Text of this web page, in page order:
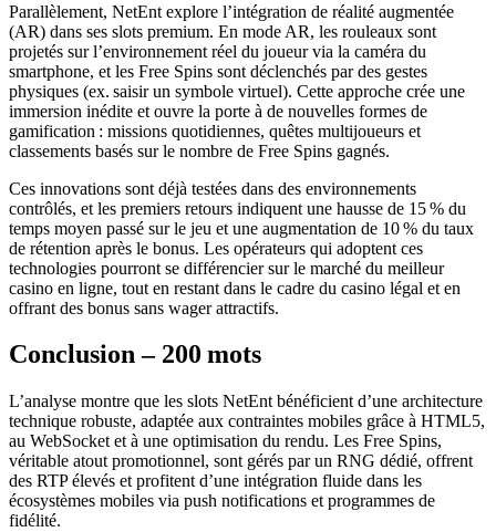
Parallèlement, NetEnt explore l’intégration de réalité augmentée
(AR) dans ses slots premium. En mode AR, les rouleaux sont
projetés sur l’environnement réel du joueur via la caméra du
smartphone, et les Free Spins sont déclenchés par des gestes
physiques (ex. saisir un symbole virtuel). Cette approche crée une
immersion inédite et ouvre la porte à de nouvelles formes de
gamification : missions quotidiennes, quêtes multijoueurs et
classements basés sur le nombre de Free Spins gagnés.
Ces innovations sont déjà testées dans des environnements
contrôlés, et les premiers retours indiquent une hausse de 15 % du
temps moyen passé sur le jeu et une augmentation de 10 % du taux
de rétention après le bonus. Les opérateurs qui adoptent ces
technologies pourront se différencier sur le marché du meilleur
casino en ligne, tout en restant dans le cadre du casino légal et en
offrant des bonus sans wager attractifs.
Conclusion – 200 mots
L’analyse montre que les slots NetEnt bénéficient d’une architecture
technique robuste, adaptée aux contraintes mobiles grâce à HTML5,
au WebSocket et à une optimisation du rendu. Les Free Spins,
véritable atout promotionnel, sont gérés par un RNG dédié, offrent
des RTP élevés et profitent d’une intégration fluide dans les
écosystèmes mobiles via push notifications et programmes de
fidélité.